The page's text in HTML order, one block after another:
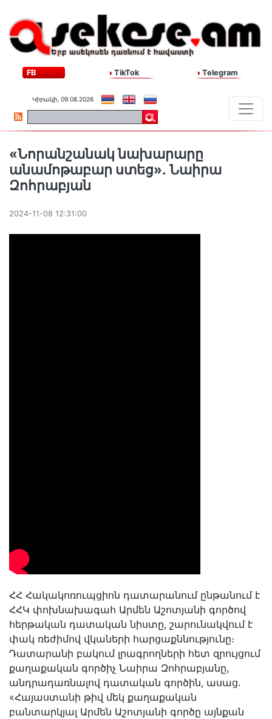
FB TikTok Telegram
Կիրակի, 09.08.2026
«Նորանշանակ նախարարը
անամոթաբար ստեց»․ Նաիրա
Զոհրաբյան
2024-11-08 12:31:00
ՀՀ Հակակոռուպցիոն դատարանում ընթանում է
ՀՀԿ փոխնախագահ Արմեն Աշոտյանի գործով
հերթական դատական նիստը, շարունակվում է
փակ ռեժիմով վկաների հարցաքննությունը։
Դատարանի բակում լրագրողների հետ զրույցում
քաղաքական գործիչ Նաիրա Զոհրաբյանը,
անդրադառնալով դատական գործին, ասաց․
«Հայաստանի թիվ մեկ քաղաքական
բանտարկյալ Արմեն Աշոտյանի գործը այնքան